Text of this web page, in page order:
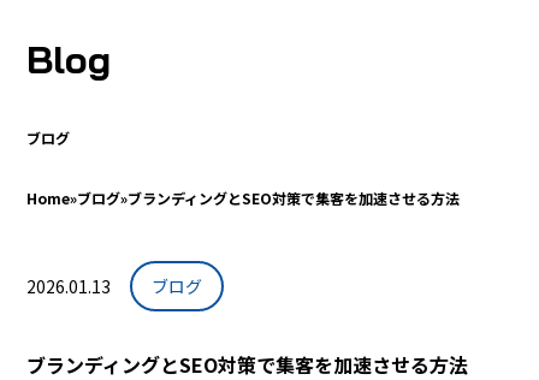
Blog
ブログ
Home»ブログ»ブランディングとSEO対策で集客を加速させる方法
2026.01.13 ブログ
ブランディングとSEO対策で集客を加速させる方法